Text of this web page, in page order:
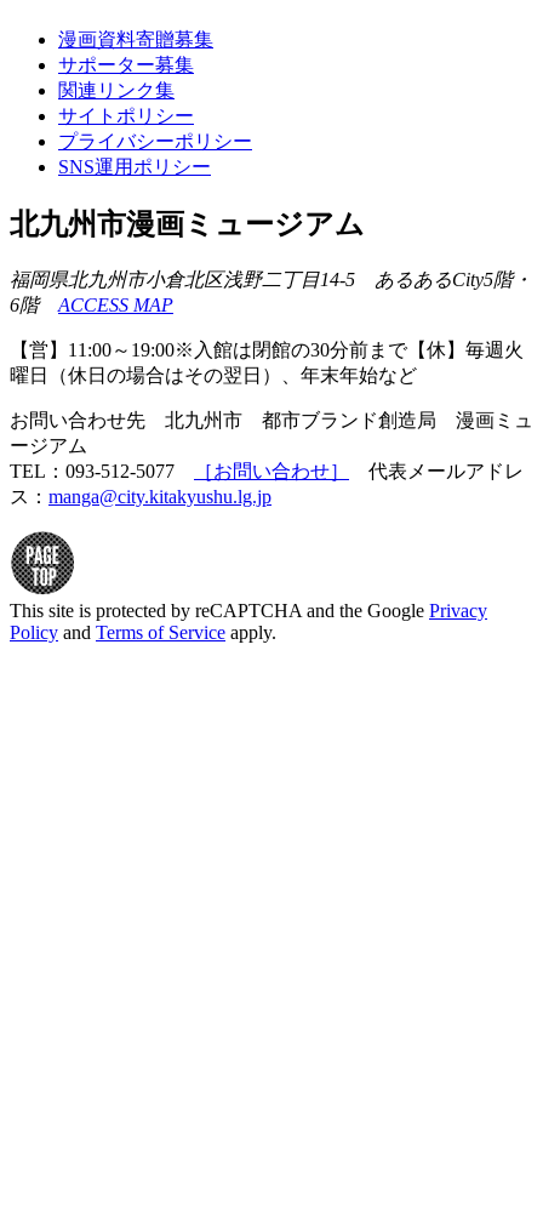
漫画資料寄贈募集
サポーター募集
関連リンク集
サイトポリシー
プライバシーポリシー
SNS運用ポリシー
北九州市漫画ミュージアム
福岡県北九州市小倉北区浅野二丁目14-5 あるあるCity5階・
6階 ACCESS MAP
【営】11:00～19:00※入館は閉館の30分前まで【休】毎週火
曜日（休日の場合はその翌日）、年末年始など
お問い合わせ先 北九州市 都市ブランド創造局 漫画ミュ
ージアム
TEL：093-512-5077
［お問い合わせ］
代表メールアドレ
ス： manga@city.kitakyushu.lg.jp
This site is protected by reCAPTCHA and the Google Privacy
Policy and Terms of Service apply.